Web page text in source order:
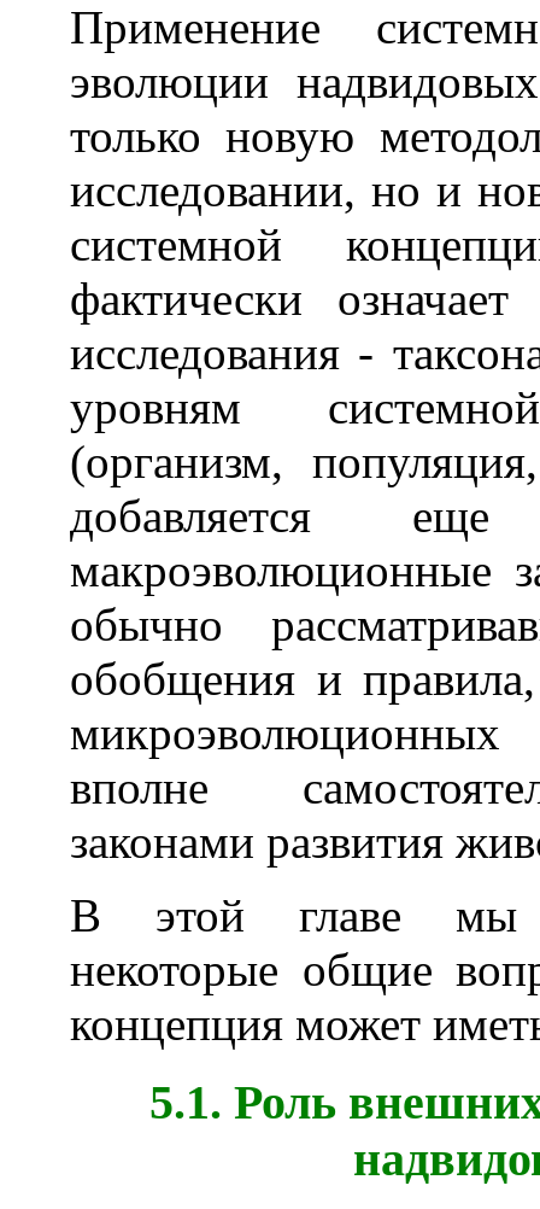
Применение
эволюции
только новую
исследовании, но и
системной
фактически
исследования -
уровням
(организм,
добавляется
макроэволюционные
обычно
обобщения и
микроэволюционных
вполне
законами развития
В этой главе мы
некоторые общие
концепция может
5.1. Роль